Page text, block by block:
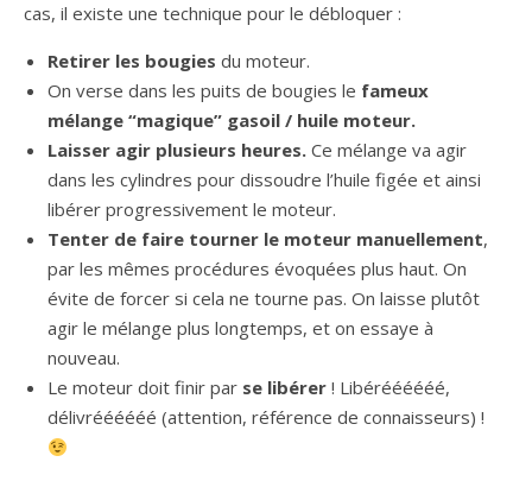
cas, il existe une technique pour le débloquer :
Retirer les bougies du moteur.
On verse dans les puits de bougies le fameux
mélange “magique” gasoil / huile moteur.
Laisser agir plusieurs heures. Ce mélange va agir
dans les cylindres pour dissoudre l’huile figée et ainsi
libérer progressivement le moteur.
Tenter de faire tourner le moteur manuellement,
par les mêmes procédures évoquées plus haut. On
évite de forcer si cela ne tourne pas. On laisse plutôt
agir le mélange plus longtemps, et on essaye à
nouveau.
Le moteur doit finir par se libérer ! Libéréééééé,
délivréééééé (attention, référence de connaisseurs) !